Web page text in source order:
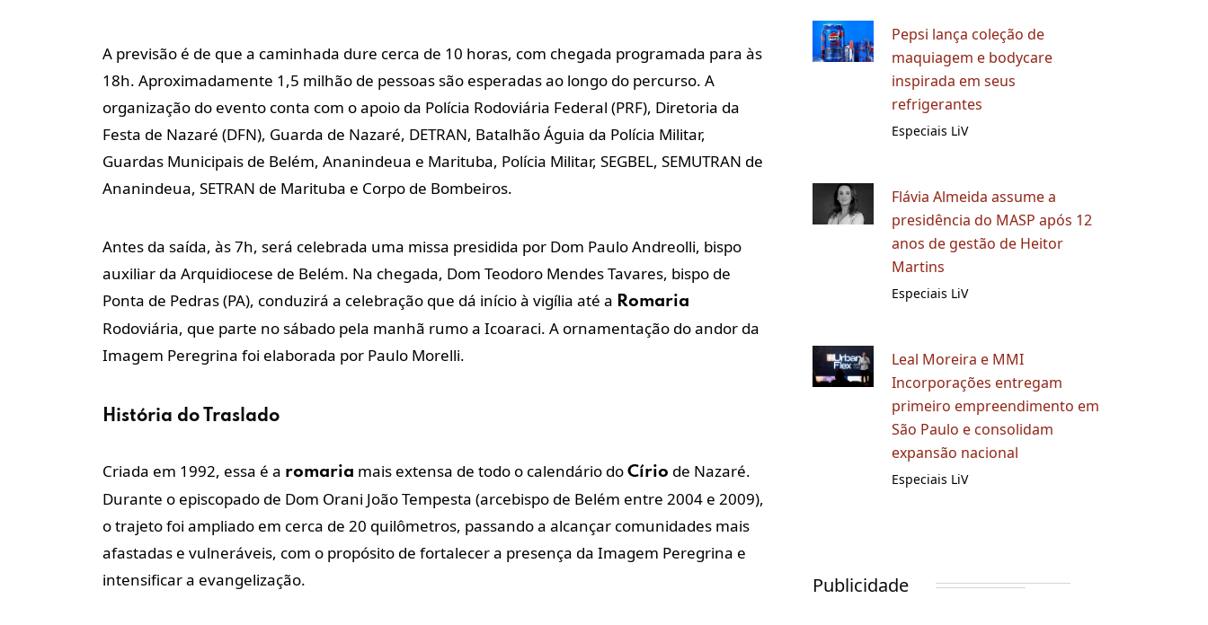
A previsão é de que a caminhada dure cerca de 10 horas, com chegada programada para às
18h. Aproximadamente 1,5 milhão de pessoas são esperadas ao longo do percurso. A
organização do evento conta com o apoio da Polícia Rodoviária Federal (PRF), Diretoria da
Festa de Nazaré (DFN), Guarda de Nazaré, DETRAN, Batalhão Águia da Polícia Militar,
Guardas Municipais de Belém, Ananindeua e Marituba, Polícia Militar, SEGBEL, SEMUTRAN de
Ananindeua, SETRAN de Marituba e Corpo de Bombeiros.
Antes da saída, às 7h, será celebrada uma missa presidida por Dom Paulo Andreolli, bispo
auxiliar da Arquidiocese de Belém. Na chegada, Dom Teodoro Mendes Tavares, bispo de
Ponta de Pedras (PA), conduzirá a celebração que dá início à vigília até a Romaria
Rodoviária, que parte no sábado pela manhã rumo a Icoaraci. A ornamentação do andor da
Imagem Peregrina foi elaborada por Paulo Morelli.
História do Traslado
Criada em 1992, essa é a romaria mais extensa de todo o calendário do Círio de Nazaré.
Durante o episcopado de Dom Orani João Tempesta (arcebispo de Belém entre 2004 e 2009),
o trajeto foi ampliado em cerca de 20 quilômetros, passando a alcançar comunidades mais
afastadas e vulneráveis, com o propósito de fortalecer a presença da Imagem Peregrina e
intensificar a evangelização.
Pepsi lança coleção de
maquiagem e bodycare
inspirada em seus
refrigerantes
Especiais LiV
Flávia Almeida assume a
presidência do MASP após 12
anos de gestão de Heitor
Martins
Especiais LiV
Leal Moreira e MMI
Incorporações entregam
primeiro empreendimento em
São Paulo e consolidam
expansão nacional
Especiais LiV
Publicidade